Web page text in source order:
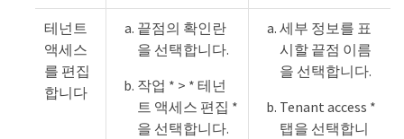
테넌트
액세스
를 편집
합니다
끝점의 확인란
을 선택합니다.
작업 * > * 테넌
트 액세스 편집 *
을 선택합니다.
세부 정보를 표
시할 끝점 이름
을 선택합니다.
Tenant access *
탭을 선택합니